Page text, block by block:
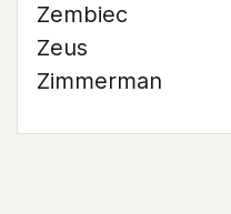
Zembiec
Zeus
Zimmerman